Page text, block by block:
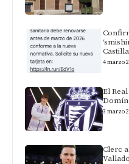
4 marzo
El
3 marzo
Clerc